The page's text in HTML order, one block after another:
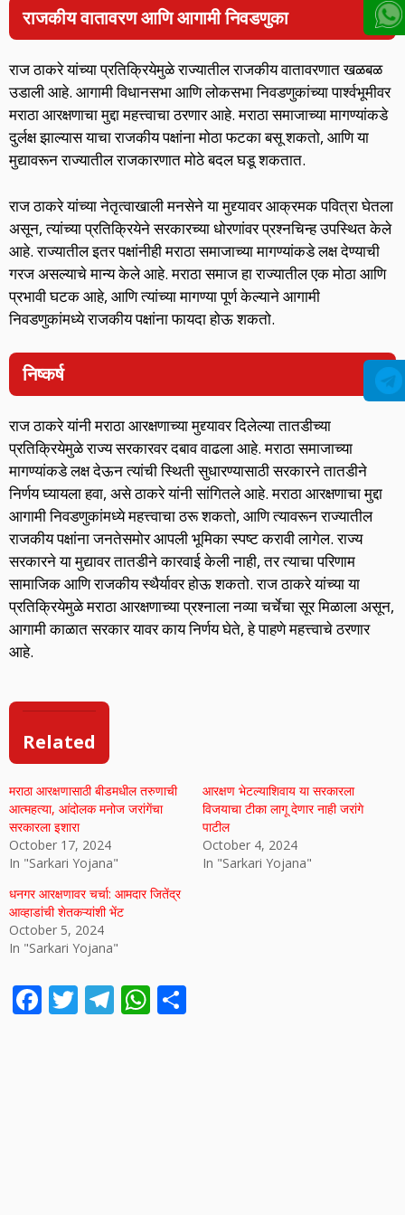
राजकीय वातावरण आणि आगामी निवडणुका
राज ठाकरे यांच्या प्रतिक्रियेमुळे राज्यातील राजकीय वातावरणात खळबळ
उडाली आहे. आगामी विधानसभा आणि लोकसभा निवडणुकांच्या पार्श्वभूमीवर
मराठा आरक्षणाचा मुद्दा महत्त्वाचा ठरणार आहे. मराठा समाजाच्या मागण्यांकडे
दुर्लक्ष झाल्यास याचा राजकीय पक्षांना मोठा फटका बसू शकतो, आणि या
मुद्यावरून राज्यातील राजकारणात मोठे बदल घडू शकतात.
राज ठाकरे यांच्या नेतृत्वाखाली मनसेने या मुद्द्यावर आक्रमक पवित्रा घेतला
असून, त्यांच्या प्रतिक्रियेने सरकारच्या धोरणांवर प्रश्नचिन्ह उपस्थित केले
आहे. राज्यातील इतर पक्षांनीही मराठा समाजाच्या मागण्यांकडे लक्ष देण्याची
गरज असल्याचे मान्य केले आहे. मराठा समाज हा राज्यातील एक मोठा आणि
प्रभावी घटक आहे, आणि त्यांच्या मागण्या पूर्ण केल्याने आगामी
निवडणुकांमध्ये राजकीय पक्षांना फायदा होऊ शकतो.
निष्कर्ष
राज ठाकरे यांनी मराठा आरक्षणाच्या मुद्द्यावर दिलेल्या तातडीच्या
प्रतिक्रियेमुळे राज्य सरकारवर दबाव वाढला आहे. मराठा समाजाच्या
मागण्यांकडे लक्ष देऊन त्यांची स्थिती सुधारण्यासाठी सरकारने तातडीने
निर्णय घ्यायला हवा, असे ठाकरे यांनी सांगितले आहे. मराठा आरक्षणाचा मुद्दा
आगामी निवडणुकांमध्ये महत्त्वाचा ठरू शकतो, आणि त्यावरून राज्यातील
राजकीय पक्षांना जनतेसमोर आपली भूमिका स्पष्ट करावी लागेल. राज्य
सरकारने या मुद्यावर तातडीने कारवाई केली नाही, तर त्याचा परिणाम
सामाजिक आणि राजकीय स्थैर्यावर होऊ शकतो. राज ठाकरे यांच्या या
प्रतिक्रियेमुळे मराठा आरक्षणाच्या प्रश्नाला नव्या चर्चेचा सूर मिळाला असून,
आगामी काळात सरकार यावर काय निर्णय घेते, हे पाहणे महत्त्वाचे ठरणार
आहे.
Related
मराठा आरक्षणासाठी बीडमधील तरुणाची
आत्महत्या, आंदोलक मनोज जरांगेंचा
सरकारला इशारा​
October 17, 2024
In "Sarkari Yojana"
आरक्षण भेटल्याशिवाय या सरकारला
विजयाचा टीका लागू देणार नाही जरांगे
पाटील
October 4, 2024
In "Sarkari Yojana"
धनगर आरक्षणावर चर्चा: आमदार जितेंद्र
आव्हाडांची शेतकऱ्यांशी भेंट
October 5, 2024
In "Sarkari Yojana"
F T T W